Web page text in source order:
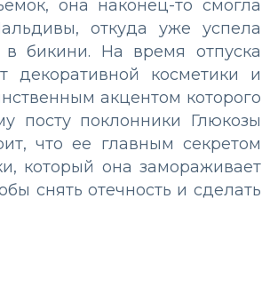
она наконец-то смогла
откуда уже успела
в бикини. На время отпуска
декоративной косметики и
акцентом которого
посту поклонники Глюкозы
что ее главным секретом
который она замораживает
снять отечность и сделать